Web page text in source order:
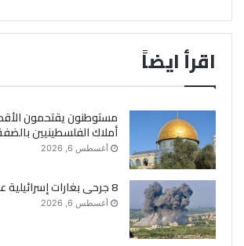
اقرأ ايضاً
مستوطنون يقتحمون
أملاك الفلسطينيين
أغسطس 6, 2026
8 جرحى بغارات إسرائيلية على جنوب لبنان
أغسطس 6, 2026